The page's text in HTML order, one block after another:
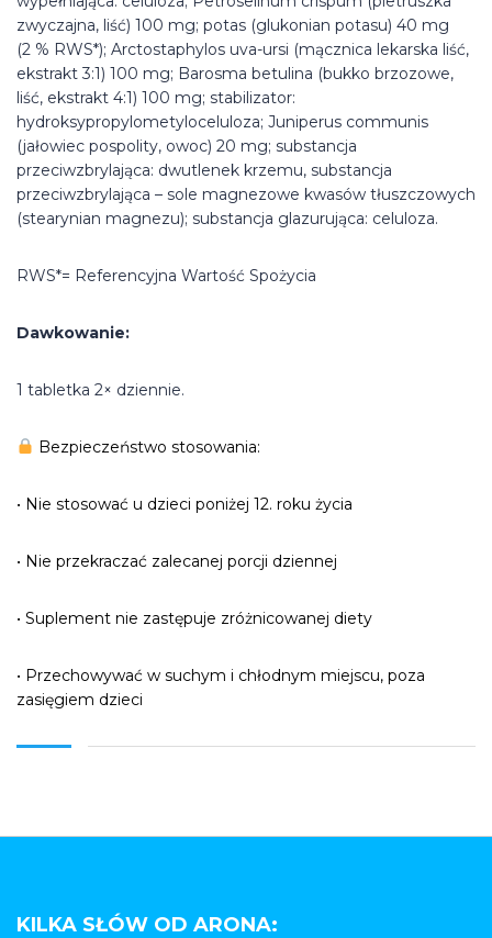
zwyczajna, liść) 100 mg; potas (glukonian potasu) 40 mg
(2 % RWS*); Arctostaphylos uva-ursi (mącznica lekarska liść,
ekstrakt 3:1) 100 mg; Barosma betulina (bukko brzozowe,
liść, ekstrakt 4:1) 100 mg; stabilizator:
hydroksypropylometyloceluloza; Juniperus communis
(jałowiec pospolity, owoc) 20 mg; substancja
przeciwzbrylająca: dwutlenek krzemu, substancja
przeciwzbrylająca – sole magnezowe kwasów tłuszczowych
(stearynian magnezu); substancja glazurująca: celuloza.
RWS*= Referencyjna Wartość Spożycia
Dawkowanie:
1 tabletka 2× dziennie.
Bezpieczeństwo stosowania:
• Nie stosować u dzieci poniżej 12. roku życia
• Nie przekraczać zalecanej porcji dziennej
• Suplement nie zastępuje zróżnicowanej diety
• Przechowywać w suchym i chłodnym miejscu, poza
zasięgiem dzieci
KILKA SŁÓW OD ARONA: